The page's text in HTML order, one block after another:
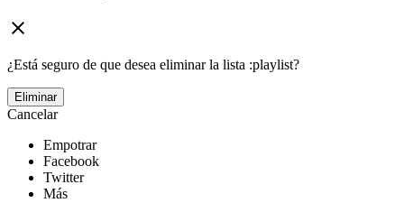
¿Está seguro de que desea eliminar la lista :playlist?
Eliminar
Cancelar
Empotrar
Facebook
Twitter
Más